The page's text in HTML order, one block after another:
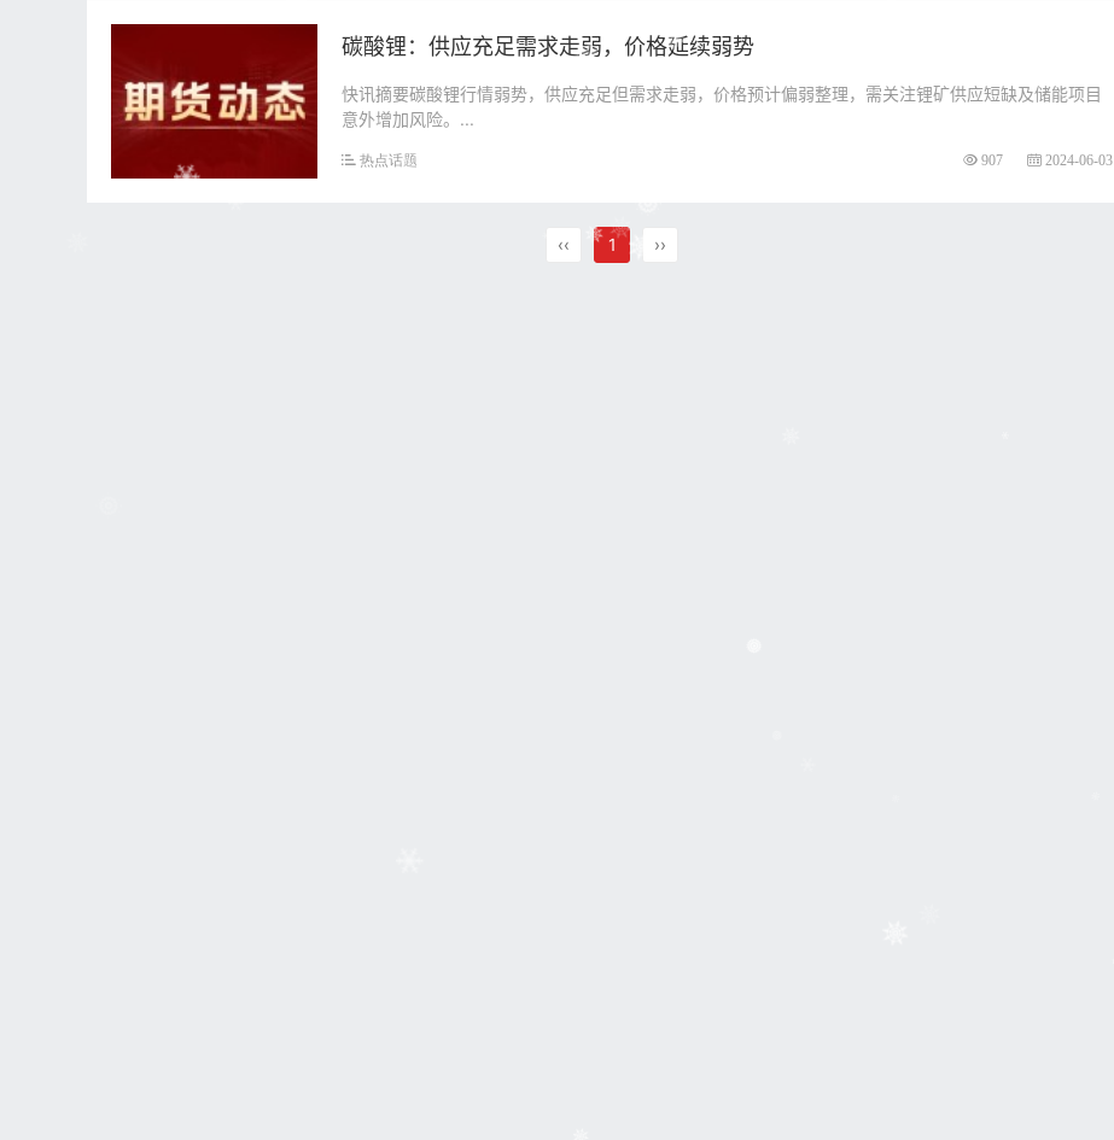
碳酸锂：供应充足需求走弱，价格延续弱势
快讯摘要碳酸锂行情弱势，供应充足但需求走弱，价格预计偏弱整理，需关注锂矿供应短缺及储能项目
意外增加风险。...
热点话题 907 2024-06-03
‹‹ 1 ››